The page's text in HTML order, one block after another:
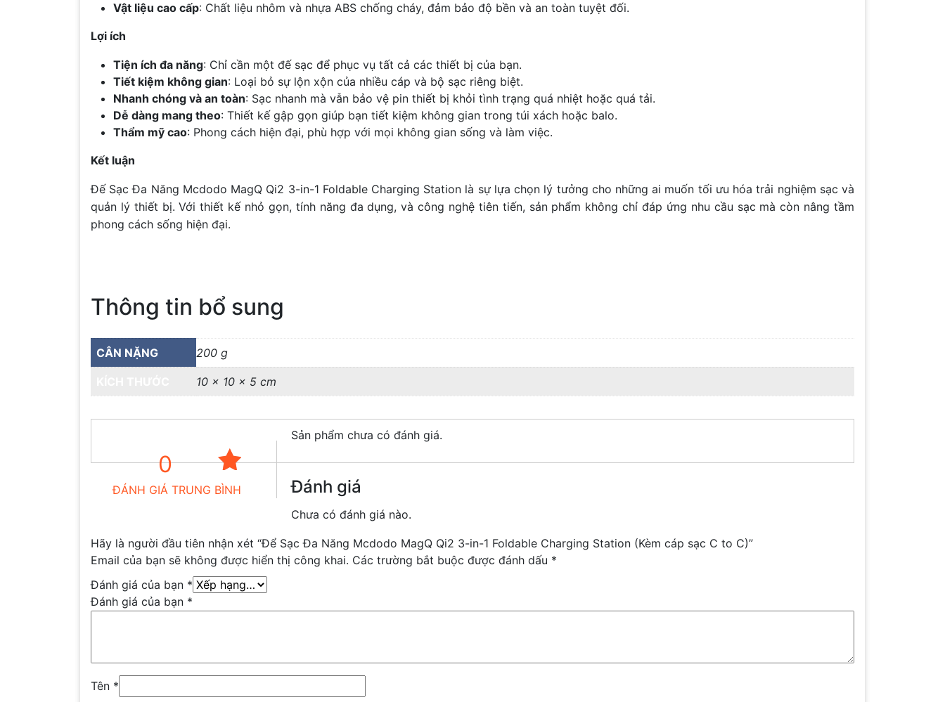
Vật liệu cao cấp: Chất liệu nhôm và nhựa ABS chống cháy, đảm bảo độ bền và an toàn tuyệt đối.
Lợi ích
Tiện ích đa năng: Chỉ cần một đế sạc để phục vụ tất cả các thiết bị của bạn.
Tiết kiệm không gian: Loại bỏ sự lộn xộn của nhiều cáp và bộ sạc riêng biệt.
Nhanh chóng và an toàn: Sạc nhanh mà vẫn bảo vệ pin thiết bị khỏi tình trạng quá nhiệt hoặc quá tải.
Dễ dàng mang theo: Thiết kế gập gọn giúp bạn tiết kiệm không gian trong túi xách hoặc balo.
Thẩm mỹ cao: Phong cách hiện đại, phù hợp với mọi không gian sống và làm việc.
Kết luận
Đế Sạc Đa Năng Mcdodo MagQ Qi2 3-in-1 Foldable Charging Station là sự lựa chọn lý tưởng cho những ai muốn tối ưu hóa trải nghiệm sạc và
quản lý thiết bị. Với thiết kế nhỏ gọn, tính năng đa dụng, và công nghệ tiên tiến, sản phẩm không chỉ đáp ứng nhu cầu sạc mà còn nâng tầm
phong cách sống hiện đại.
Thông tin bổ sung
CÂN NẶNG 200 g
10 × 10 × 5 cm
0
ĐÁNH GIÁ TRUNG BÌNH
Sản phẩm chưa có đánh giá.
Đánh giá
Chưa có đánh giá nào.
Hãy là người đầu tiên nhận xét “Để Sạc Đa Năng Mcdodo MagQ Qi2 3-in-1 Foldable Charging Station (Kèm cáp sạc C to C)”
Email của bạn sẽ không được hiển thị công khai. Các trường bắt buộc được đánh dấu *
Đánh giá của bạn *
Đánh giá của bạn *
Tên *